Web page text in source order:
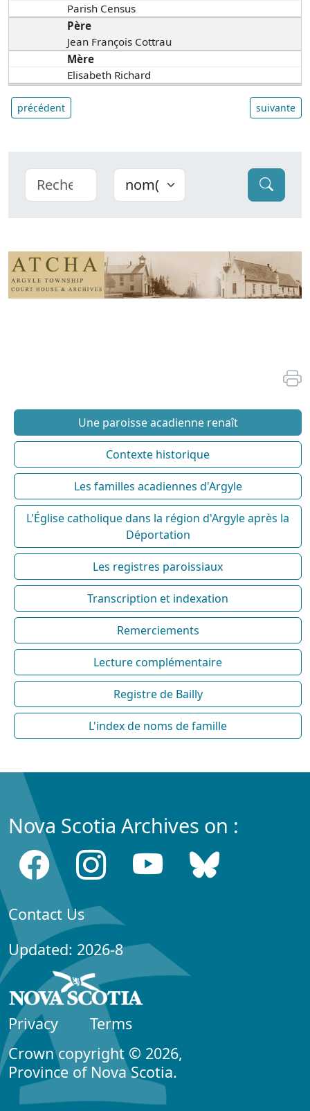
Parish Census
Père
Jean François Cottrau
Mère
Elisabeth Richard
précédent suivante
Une paroisse acadienne renaît
Contexte historique
Les familles acadiennes d'Argyle
L'Église catholique dans la région d'Argyle après la
Déportation
Les registres paroissiaux
Transcription et indexation
Remerciements
Lecture complémentaire
Registre de Bailly
L'index de noms de famille
Nova Scotia Archives on :
Contact Us
Updated: 2026-8
Privacy
Terms
Crown copyright © 2026,
Province of Nova Scotia.